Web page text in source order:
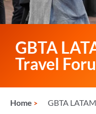
GBTA
Travel
Home GBTA